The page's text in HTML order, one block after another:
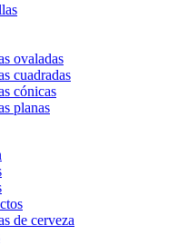
ovaladas
cuadradas
cónicas
planas
de cerveza